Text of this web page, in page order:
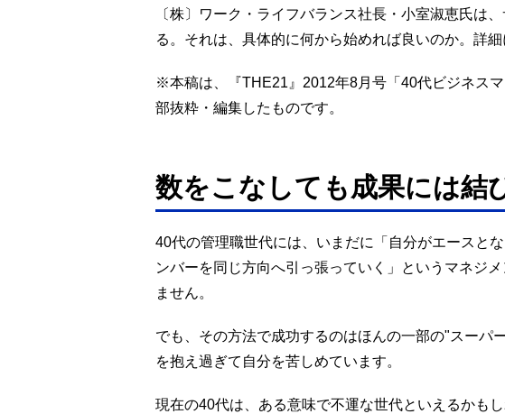
〔株〕ワーク・ライフバランス社長・小室淑恵氏は
る。それは、具体的に何から始めれば良いのか。詳細
※本稿は、『THE21』2012年8月号「40代ビジネス
部抜粋・編集したものです。
数をこなしても成果には結
40代の管理職世代には、いまだに「自分がエースと
ンバーを同じ方向へ引っ張っていく」というマネジ
ません。
でも、その方法で成功するのはほんの一部の"スーパ
を抱え過ぎて自分を苦しめています。
現在の40代は、ある意味で不運な世代といえるかも